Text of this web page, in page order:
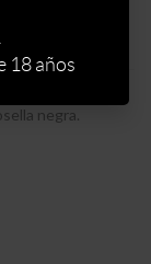
distintos tipos de
negra.
18 años